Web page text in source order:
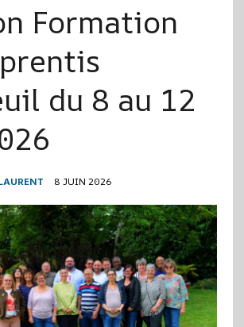
Formation
du 8 au 12
8 JUIN 2026